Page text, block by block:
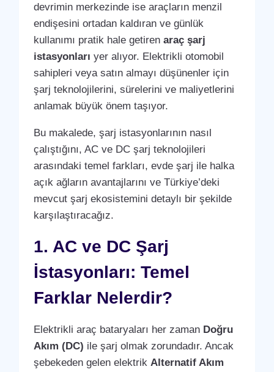
devrimin merkezinde ise araçların menzil
endişesini ortadan kaldıran ve günlük
kullanımı pratik hale getiren araç şarj
istasyonları yer alıyor. Elektrikli otomobil
sahipleri veya satın almayı düşünenler için
şarj teknolojilerini, sürelerini ve maliyetlerini
anlamak büyük önem taşıyor.
Bu makalede, şarj istasyonlarının nasıl
çalıştığını, AC ve DC şarj teknolojileri
arasındaki temel farkları, evde şarj ile halka
açık ağların avantajlarını ve Türkiye’deki
mevcut şarj ekosistemini detaylı bir şekilde
karşılaştıracağız.
1. AC ve DC Şarj
İstasyonları: Temel
Farklar Nelerdir?
Elektrikli araç bataryaları her zaman Doğru
Akım (DC) ile şarj olmak zorundadır. Ancak
şebekeden gelen elektrik Alternatif Akım